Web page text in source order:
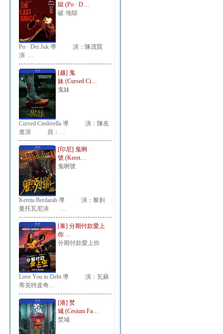
獄 (Po · D…
破·地獄
Po · Dei Juk 導 演：陳茂賢
演 …
[越] 鬼
妹 (Cursed Ci…
鬼妹
Cursed Cinderella 導 演：陳友
進演 員：…
[印尼] 鬼咧
號 (Keret…
鬼咧號
Kereta Berdarah 導 演：黎刹
曼托瓦尼演 …
[泰] 分期付款愛上
你 …
分期付款愛上你
Love You to Debt 導 演：瓦蘇
蒂克特皮奇…
[港] 焚
城 (Cesium Fa…
焚城